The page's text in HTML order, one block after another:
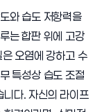
와 습도 저항력을
는 합판 위에 고강
오염에 강하고 수
특성상 습도 조절
니다. 자신의 라이프